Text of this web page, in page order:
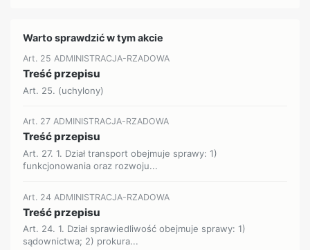
Warto sprawdzić w tym akcie
Art. 25 ADMINISTRACJA-RZADOWA
Treść przepisu
Art. 25. (uchylony)
Art. 27 ADMINISTRACJA-RZADOWA
Treść przepisu
Art. 27. 1. Dział transport obejmuje sprawy: 1)
funkcjonowania oraz rozwoju...
Art. 24 ADMINISTRACJA-RZADOWA
Treść przepisu
Art. 24. 1. Dział sprawiedliwość obejmuje sprawy: 1)
sądownictwa; 2) prokura...